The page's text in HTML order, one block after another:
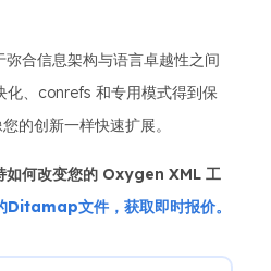
合信息架构与语言卓越性之间
化、conrefs 和专用模式得到保
的创新一样快速扩展。
如何改变您的 Oxygen XML 工
Ditamap文件，获取即时报价。